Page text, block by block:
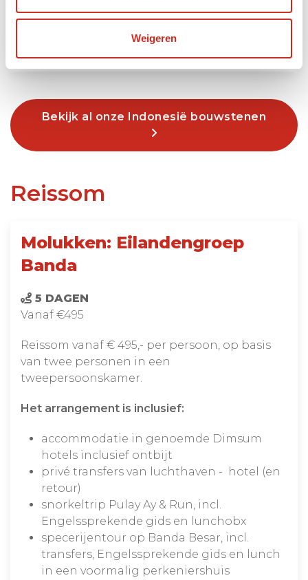
Weigeren
Lees meer
Bekijk al onze Indonesië bouwstenen
Reissom
Molukken: Eilandengroep
Banda
5 DAGEN
Vanaf €495
Reissom vanaf € 495,- per persoon, op basis
van twee personen in een
tweepersoonskamer.
Het arrangement is inclusief:
accommodatie in genoemde Dimsum
hotels inclusief ontbijt
privé transfers van luchthaven - hotel (en
retour)
snorkeltrip Pulay Ay & Run, incl.
Engelssprekende gids en lunchobx
specerijentour op Banda Besar, incl.
transfers, Engelssprekende gids en lunch
in een voormalig perkeniershuis